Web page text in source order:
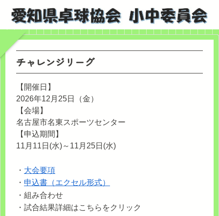
チャレンジリーグ
【開催日】
2026年12月25日（金）
【会場】
名古屋市名東スポーツセンター
【申込期間】
11月11日(水)～11月25日(水)
・ 大会要項
・ 申込書（エクセル形式）
・組み合わせ
・試合結果詳細はこちらをクリック